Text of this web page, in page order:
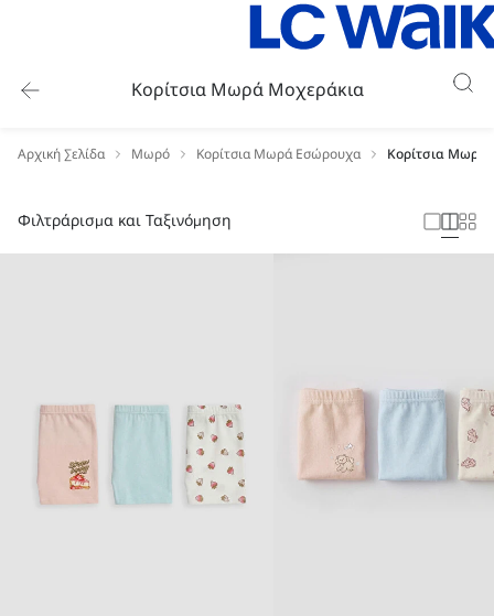
Κορίτσια Μωρά Μοχεράκια
Αρχική Σελίδα Μωρό Κορίτσια Μωρά Εσώρουχα Κορίτσια Μωρά
Φιλτράρισμα και Ταξινόμηση